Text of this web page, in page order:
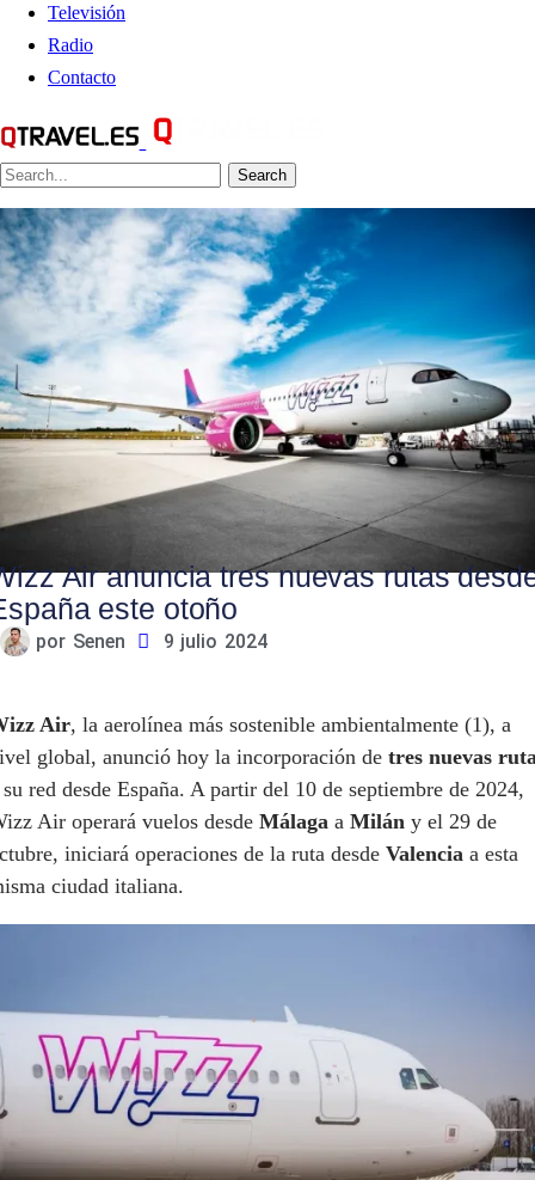
Televisión
Radio
Contacto
Search
Air anuncia tres nuevas rutas
este otoño
por Senen 9 julio 2024
Air, la aerolínea más sostenible ambientalmente (1), a
global, anunció hoy la incorporación de tres nuevas
su red desde España. A partir del 10 de septiembre de 2024,
Air operará vuelos desde Málaga a Milán y el 29 de
iniciará operaciones de la ruta desde Valencia a esta
ciudad italiana.